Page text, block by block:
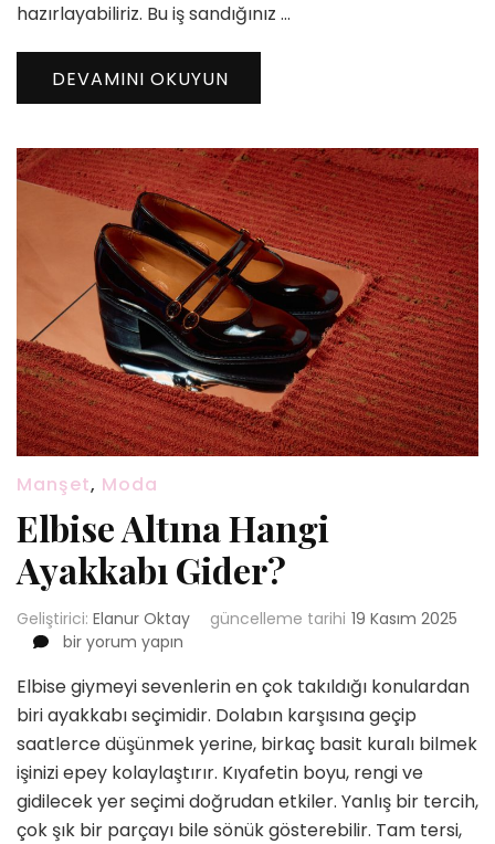
hazırlayabiliriz. Bu iş sandığınız …
DEVAMINI OKUYUN
Manşet, Moda
Elbise Altına Hangi
Ayakkabı Gider?
Geliştirici: Elanur Oktay güncelleme tarihi 19 Kasım 2025
Elbise
Hangi
Ayakkabı
Gider?
için
bir yorum yapın
Elbise giymeyi sevenlerin en çok takıldığı konulardan
biri ayakkabı seçimidir. Dolabın karşısına geçip
saatlerce düşünmek yerine, birkaç basit kuralı bilmek
işinizi epey kolaylaştırır. Kıyafetin boyu, rengi ve
gidilecek yer seçimi doğrudan etkiler. Yanlış bir tercih,
çok şık bir parçayı bile sönük gösterebilir. Tam tersi,